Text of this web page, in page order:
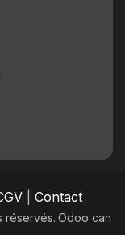
| Contact
réservés. ​Odoo can